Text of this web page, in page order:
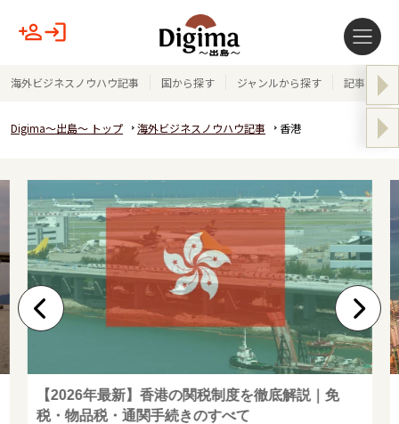
海外ビジネスノウハウ記事 国から探す ジャンルから探す 記事テー
Digima～出島～ トップ 海外ビジネスノウハウ記事 香港
【2026年最新】香港の関税制度を徹底解説｜免
税・物品税・通関手続きのすべて